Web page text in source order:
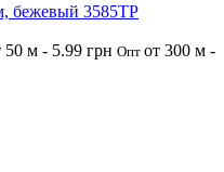
бежевый 3585ТР
50 м - 5.99 грн Опт от 300 м -